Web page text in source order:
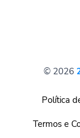
© 2026
Política
Termos e